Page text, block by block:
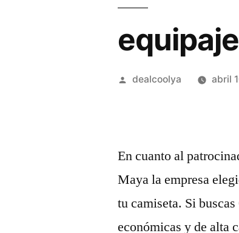
Publicado
dealcoolya abril
En cuanto al
Maya la empresa
tu camiseta. Si
económicas y de alta